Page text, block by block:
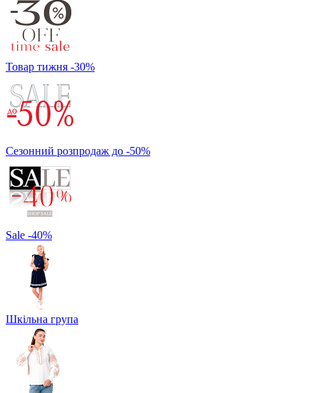
Товар тижня -30%
Сезонний розпродаж до -50%
Sale -40%
Шкільна група